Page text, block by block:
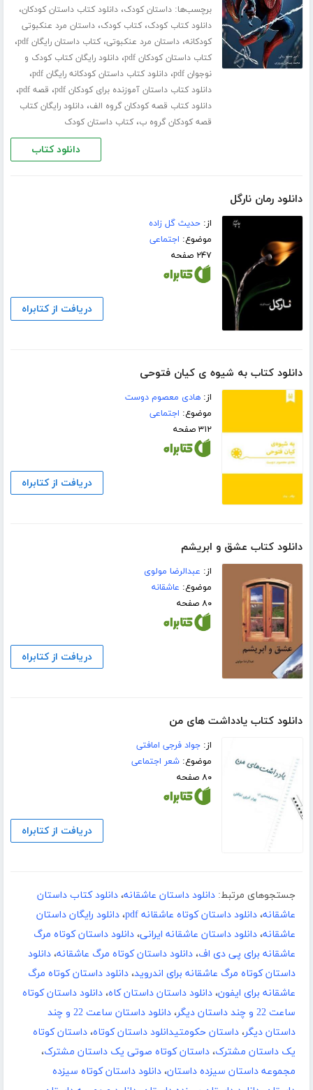
برچسب‌ها:داستان کودک،دانلود کتاب داستان کودکان،
دانلود کتاب کودک،کتاب کودک،داستان مرد عنکبوتی
کودکانه،داستان مرد عنکبوتی،کتاب داستان رایگان pdf ،
کتاب داستان کودکان pdf ،دانلود رایگان کتاب کودک و
نوجوان pdf
،دانلود کتاب داستان کودکانه رایگان pdf ،
دانلود کتاب داستان آموزنده برای کودکان pdf ، قصه pdf ،
دانلود کتاب قصه کودکان گروه الف،دانلود رایگان کتاب
قصه کودکان گروه ب،کتاب داستان کودک
دانلود کتاب
دانلود رمان نارگل
از:حدیث گل زاده
موضوع: اجتماعی
۲۴۷ صفحه
دریافت از کتابراه
دانلود کتاب به شیوه ی کیان فتوحی
از:هادی معصوم دوست
موضوع: اجتماعی
۳۱۲ صفحه
دریافت از کتابراه
دانلود کتاب عشق و ابریشم
از: عبدالرضا مولوی
موضوع: عاشقانه
۸۰ صفحه
دریافت از کتابراه
دانلود کتاب یادداشت های من
از:جواد فرجی امافتی
موضوع:شعر اجتماعی
۸۰ صفحه
دریافت از کتابراه
جستجوهای مرتبط: دانلود داستان عاشقانه، دانلود کتاب داستان
عاشقانه، دانلود داستان کوتاه عاشقانه pdf ، دانلود رایگان داستان
عاشقانه، دانلود داستان عاشقانه ایرانی، دانلود داستان کوتاه مرگ
عاشقانه برای پی دی اف، دانلود داستان کوتاه مرگ عاشقانه، دانلود
داستان کوتاه مرگ عاشقانه برای اندروید، دانلود داستان کوتاه مرگ
عاشقانه برای ایفون، دانلود داستان داستان کاه، دانلود داستان کوتاه
ساعت 22 و چند داستان دیگر
،
دانلود داستان ساعت 22 و چند
داستان دیگر، داستان حکومتیدانلود داستان کوتاه، داستان کوتاه
یک داستان مشترک، داستان کوتاه صوتی یک داستان مشترک،
مجموعه داستان سیزده داستان، دانلود داستان کوتاه سیزده